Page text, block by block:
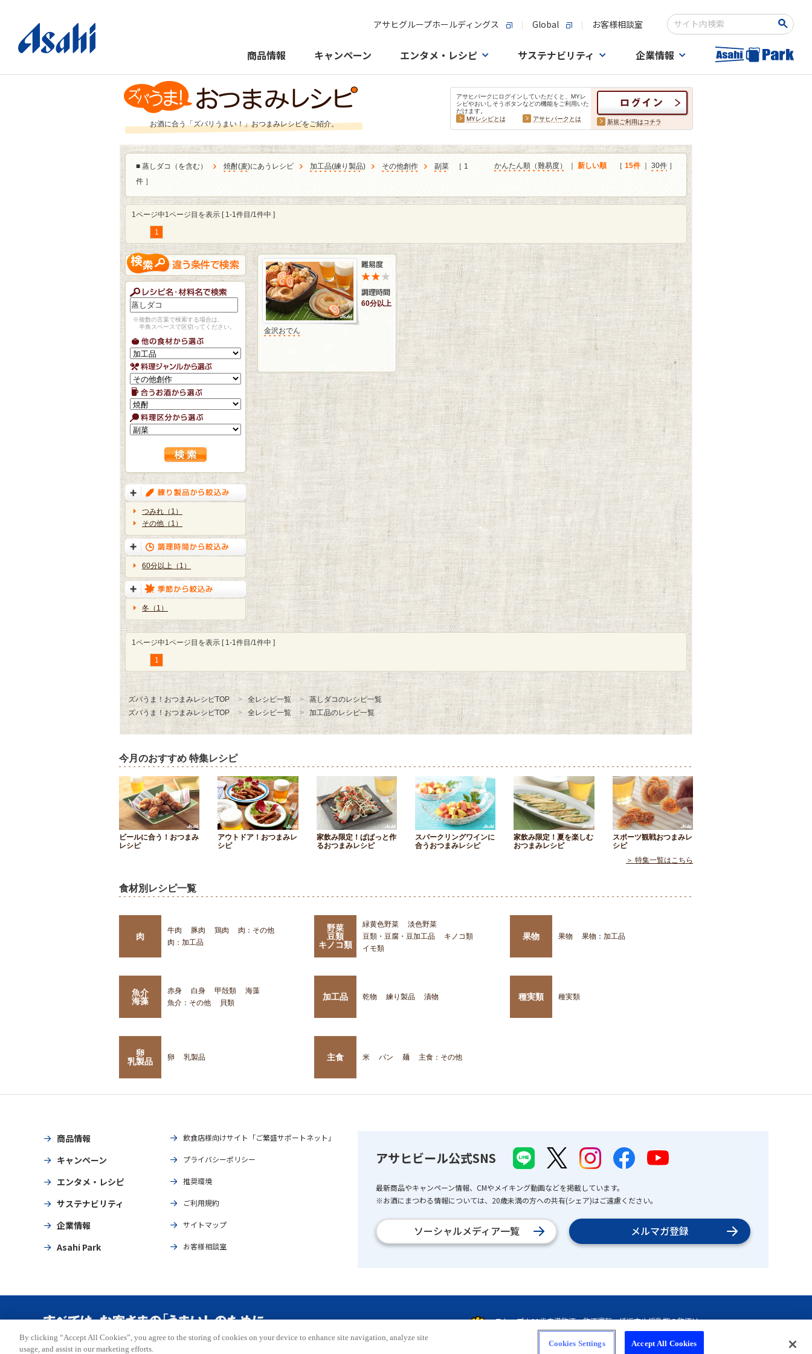
アサヒグループホールディングス Global お客様相談室
検索キーワード入力
商品情報 キャンペーン エンタメ・レシピ サステナビリティ 企業情報
お酒に合う「ズバリうまい！」おつまみレシピをご紹介。
アサヒパークにログインしていただくと、MYレ
シピやおいしそうボタンなどの機能をご利用いた
だけます。
MYレシピとは
アサヒパークとは 新規ご利用はコチラ
■ 蒸しダコ（を含む） 焼酎(麦)にあうレシピ 加工品(練り製品) その他創作 副菜
［ 1
件 ］
かんたん順（難易度） 新しい順 ［ 15件｜ 30件 ］
1ページ中1ページ目を表示 [ 1-1件目/1件中 ]
1
※複数の言葉で検索する場合は、
半角スペースで区切ってください。
つみれ（1）
その他（1）
60分以上（1）
冬（1）
60分以上
金沢おでん
1ページ中1ページ目を表示 [ 1-1件目/1件中 ]
1
ズバうま！おつまみレシピTOP 全レシピ一覧
蒸しダコのレシピ一覧
ズバうま！おつまみレシピTOP
全レシピ一覧 加工品のレシピ一覧
今月のおすすめ 特集レシピ
ビールに合う！おつまみ
レシピ
アウトドア！おつまみレ
シピ
家飲み限定！ぱぱっと作
るおつまみレシピ
スパークリングワインに
合うおつまみレシピ
家飲み限定！夏を楽しむ
おつまみレシピ
スポーツ観戦おつまみレ
シピ
＞ 特集一覧はこちら
食材別レシピ一覧
肉
牛肉 豚肉 鶏肉
肉：その他
肉：加工品
野菜
豆類
キノコ類
緑黄色野菜
淡色野菜
豆類・豆腐・豆加工品
キノコ類
イモ類
果物 果物 果物：加工品
魚介
海藻
赤身 白身 甲殻類
海藻
魚介：その他
貝類
加工品 乾物 練り製品 漬物 種実類 種実類
卵
乳製品
卵 乳製品 主食 米 パン 麺 主食：その他
商品情報
キャンペーン
エンタメ・レシピ
サステナビリティ
企業情報
Asahi Park
飲食店様向けサイト「ご繁盛サポートネット」
プライバシーポリシー
推奨環境
ご利用規約
サイトマップ
お客様相談室
アサヒビール公式SNS
最新商品やキャンペーン情報、CMやメイキング動画などを掲載しています。
※お酒にまつわる情報については、20歳未満の方への共有(シェア)はご遠慮ください。
ソーシャルメディア一覧 メルマガ登録
Copyright © ASAHI BREWERIES, LTD. All rights reserved.
By clicking “Accept All Cookies”, you agree to the storing of cookies on your device to enhance site navigation, analyze site
usage, and assist in our marketing efforts.
Cookies Settings Accept All Cookies